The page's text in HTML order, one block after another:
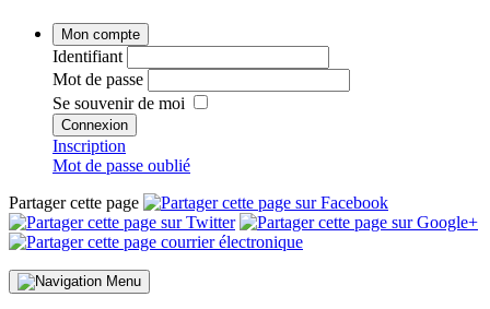
Mon compte
Identifiant
Mot de passe
Se souvenir de moi
Connexion
Inscription
Mot de passe oublié
Partager cette page
Menu